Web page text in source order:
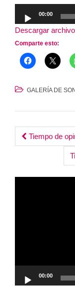
de
audio
00:00
Descargar archivo
Comparte esto:
GALERÍA DE
Post
Tiempo de
00:00